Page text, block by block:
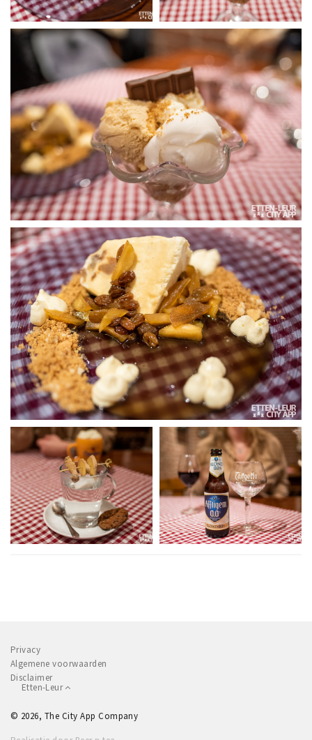
Privacy
Algemene voorwaarden
Disclaimer
Etten-Leur
© 2026, The City App Company